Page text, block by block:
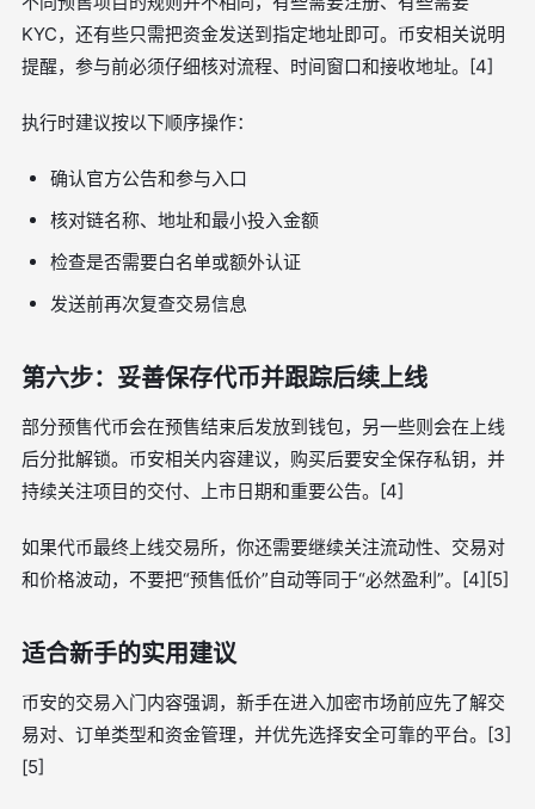
KYC，还有些只需把资金发送到指定地址即可。币安相关说明
提醒，参与前必须仔细核对流程、时间窗口和接收地址。[4]
执行时建议按以下顺序操作：
确认官方公告和参与入口
核对链名称、地址和最小投入金额
检查是否需要白名单或额外认证
发送前再次复查交易信息
第六步：妥善保存代币并跟踪后续上线
部分预售代币会在预售结束后发放到钱包，另一些则会在上线
后分批解锁。币安相关内容建议，购买后要安全保存私钥，并
持续关注项目的交付、上市日期和重要公告。[4]
如果代币最终上线交易所，你还需要继续关注流动性、交易对
和价格波动，不要把“预售低价”自动等同于“必然盈利”。[4][5]
适合新手的实用建议
币安的交易入门内容强调，新手在进入加密市场前应先了解交
易对、订单类型和资金管理，并优先选择安全可靠的平台。[3]
[5]